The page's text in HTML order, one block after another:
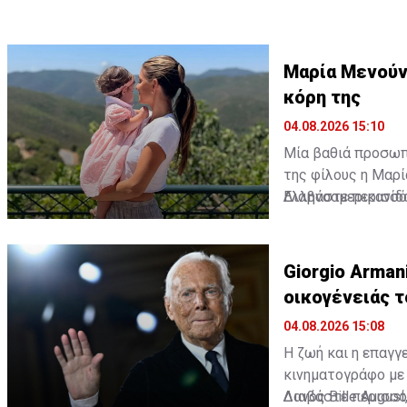
Μαρία
κόρη της
04.08.2026 15:10
Μία βαθιά
της φίλους η
Διαβάστε
Giorgio
οικογένειάς
04.08.2026 15:08
Η ζωή και η
κινηματογράφο με
Δανός Bille
Διαβάστε